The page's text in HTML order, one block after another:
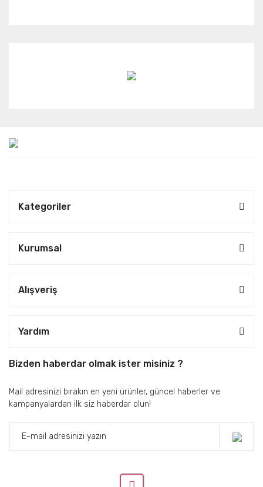
Kategoriler
Kurumsal
Alışveriş
Yardım
Bizden haberdar olmak ister misiniz ?
Mail adresinizi bırakın en yeni ürünler, güncel haberler ve
kampanyalardan ilk siz haberdar olun!